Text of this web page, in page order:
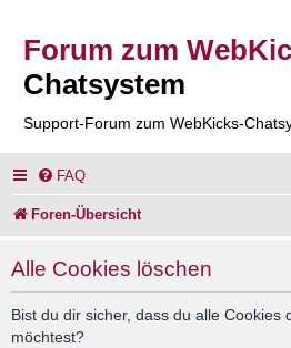
Forum zum
Chatsystem
Support-Forum zum WebKicks-
FAQ
Foren-Übersicht
Alle Cookies löschen
Bist du dir sicher, dass du alle Cookies
möchtest?